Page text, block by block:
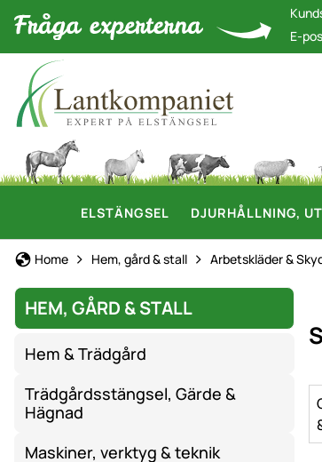
E-
ELSTÄNGSEL DJURHÅLLNING,
Home Hem, gård & stall Arbetskläder &
HEM, GÅRD & STALL
Hem & Trädgård
Trädgårdsstängsel, Gärde &
Hägnad
Maskiner, verktyg & teknik